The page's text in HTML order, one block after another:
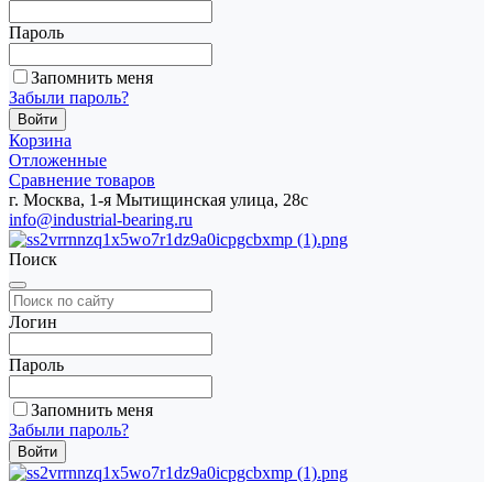
Пароль
Запомнить меня
Забыли пароль?
Корзина
Отложенные
Сравнение товаров
г. Москва, 1-я Мытищинская улица, 28с
info@industrial-bearing.ru
Поиск
Логин
Пароль
Запомнить меня
Забыли пароль?